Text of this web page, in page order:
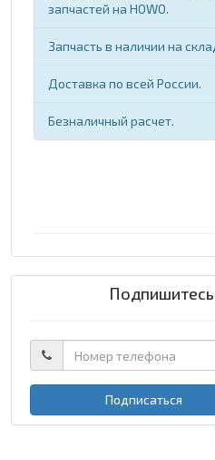
запчастей на HOWO.
Запчасть в наличии на
Доставка по всей России.
Безналичный расчет.
Подписаться